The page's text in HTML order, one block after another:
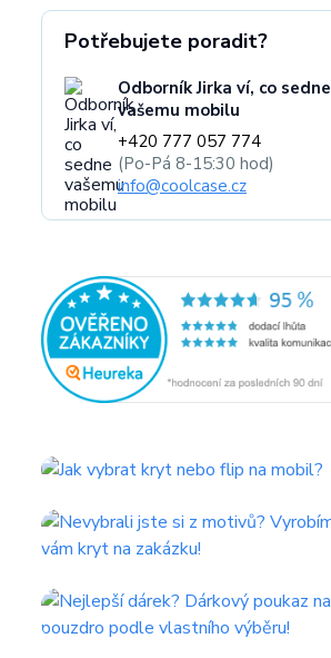
Potřebujete poradit?
Odborník Jirka ví, co sedne
vašemu mobilu
+420 777 057 774
(Po-Pá 8-15:30 hod)
info@coolcase.cz